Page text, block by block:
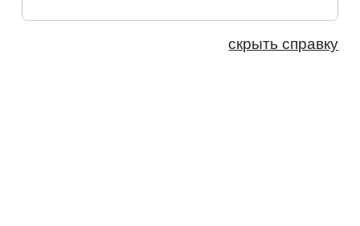
скрыть справку